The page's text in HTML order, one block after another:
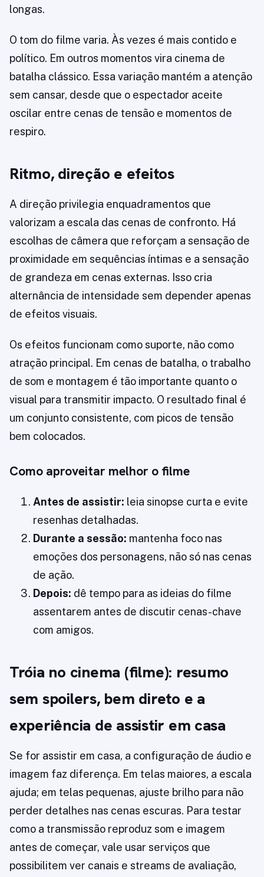
longas.
O tom do filme varia. Às vezes é mais contido e
político. Em outros momentos vira cinema de
batalha clássico. Essa variação mantém a atenção
sem cansar, desde que o espectador aceite
oscilar entre cenas de tensão e momentos de
respiro.
Ritmo, direção e efeitos
A direção privilegia enquadramentos que
valorizam a escala das cenas de confronto. Há
escolhas de câmera que reforçam a sensação de
proximidade em sequências íntimas e a sensação
de grandeza em cenas externas. Isso cria
alternância de intensidade sem depender apenas
de efeitos visuais.
Os efeitos funcionam como suporte, não como
atração principal. Em cenas de batalha, o trabalho
de som e montagem é tão importante quanto o
visual para transmitir impacto. O resultado final é
um conjunto consistente, com picos de tensão
bem colocados.
Como aproveitar melhor o filme
Antes de assistir: leia sinopse curta e evite
resenhas detalhadas.
Durante a sessão: mantenha foco nas
emoções dos personagens, não só nas cenas
de ação.
Depois: dê tempo para as ideias do filme
assentarem antes de discutir cenas-chave
com amigos.
Tróia no cinema (filme): resumo
sem spoilers, bem direto e a
experiência de assistir em casa
Se for assistir em casa, a configuração de áudio e
imagem faz diferença. Em telas maiores, a escala
ajuda; em telas pequenas, ajuste brilho para não
perder detalhes nas cenas escuras. Para testar
como a transmissão reproduz som e imagem
antes de começar, vale usar serviços que
possibilitem ver canais e streams de avaliação,